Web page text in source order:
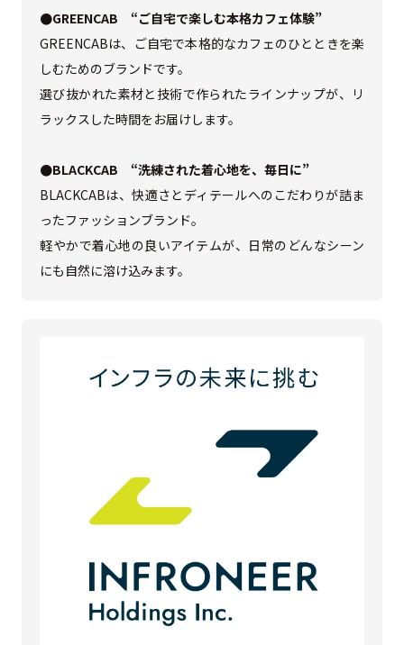
●GREENCAB “ご自宅で楽しむ本格カフェ体験”
GREENCABは、ご自宅で本格的なカフェのひとときを楽
しむためのブランドです。
選び抜かれた素材と技術で作られたラインナップが、リ
ラックスした時間をお届けします。
●BLACKCAB “洗練された着心地を、毎日に”
BLACKCABは、快適さとディテールへのこだわりが詰ま
ったファッションブランド。
軽やかで着心地の良いアイテムが、日常のどんなシーン
にも自然に溶け込みます。